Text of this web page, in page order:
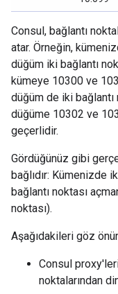
Consul, bağlantı
atar. Örneğin,
düğüm iki bağlantı
kümeye 10300 ve
düğüm de iki bağlantı
düğüme 10302 ve
geçerlidir.
Gördüğünüz gibi
bağlıdır: Kümenizde
bağlantı noktası
noktası).
Aşağıdakileri göz
Consul
noktalarından